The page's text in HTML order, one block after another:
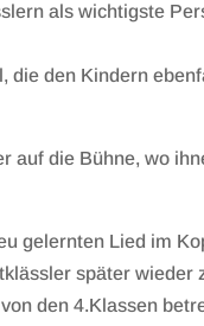
als wichtigste
die den Kindern
auf die Bühne, wo
gelernten Lied im
später wieder
den 4.Klassen